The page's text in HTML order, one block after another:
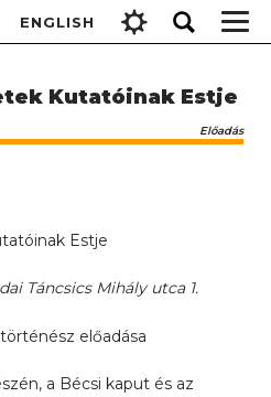
ENGLISH
Kutatóinak Estje
Előadás
Estje
Táncsics Mihály utca 1.
előadása
a Bécsi kaput és az